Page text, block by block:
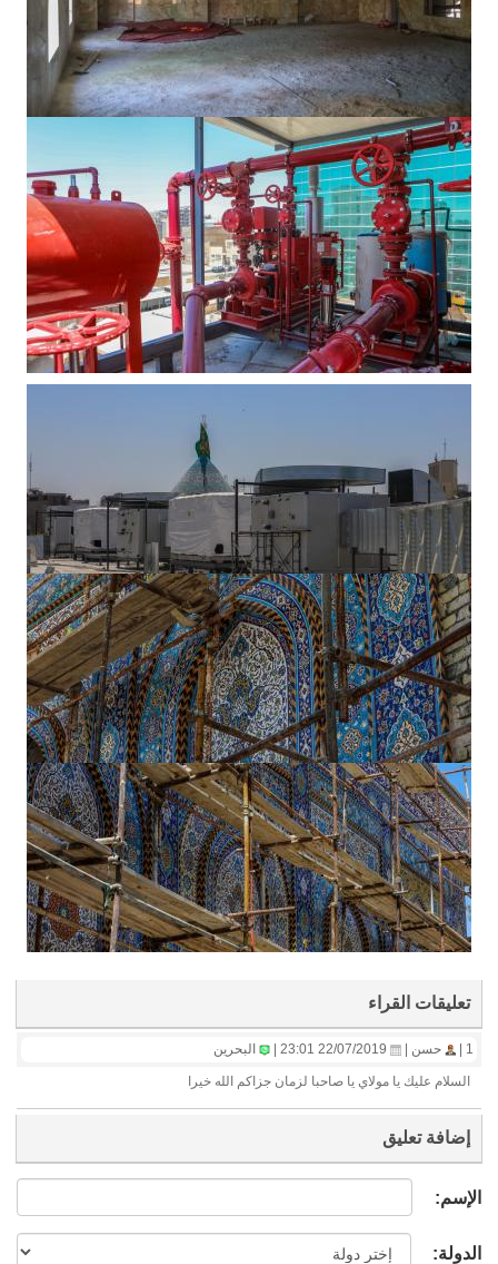
تعليقات القراء
1 | حسن | البحرين
السلام عليك يا مولاي يا صاحبا لزمان جزاكم الله خيرا
إضافة تعليق
الإسم:
الدولة: